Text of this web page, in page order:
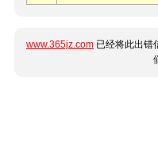
www.365jz.com 已经将此出错